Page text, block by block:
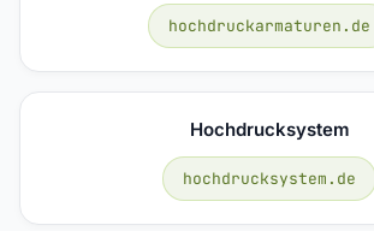
hochdruckarmaturen.de
Hochdrucksystem
hochdrucksystem.de